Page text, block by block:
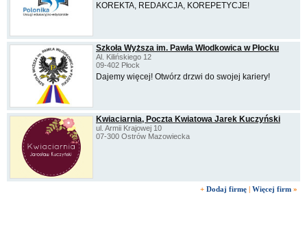
KOREKTA, REDAKCJA, KOREPETYCJE!
Szkoła Wyższa im. Pawła Włodkowica w Płocku
Al. Kilińskiego 12
09-402 Płock
Dajemy więcej! Otwórz drzwi do swojej kariery!
Kwiaciarnia, Poczta Kwiatowa Jarek Kuczyński
ul. Armii Krajowej 10
07-300 Ostrów Mazowiecka
+ Dodaj firmę Więcej firm »